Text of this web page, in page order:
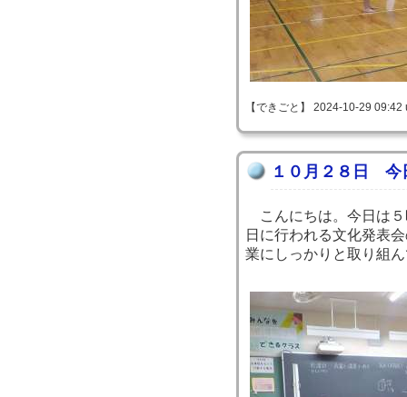
【できごと】 2024-10-29
１０月２８日 今
こんにちは。今日は５
日に行われる文化発表
業にしっかりと取り組